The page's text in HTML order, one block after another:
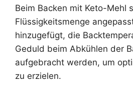
Beim Backen mit Keto-Mehl
Flüssigkeitsmenge
hinzugefügt, die
Geduld beim Abkühlen der
aufgebracht werden, um
zu erzielen.